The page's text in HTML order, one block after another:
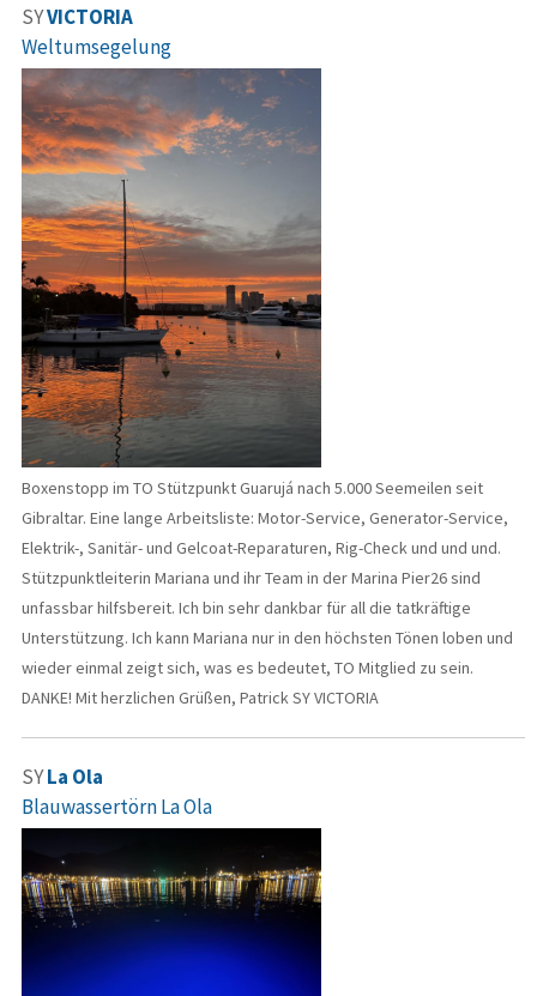
SYVICTORIA
Weltumsegelung
Boxenstopp im TO Stützpunkt Guarujá nach 5.000 Seemeilen seit
Gibraltar. Eine lange Arbeitsliste: Motor-Service, Generator-Service,
Elektrik-, Sanitär- und Gelcoat-Reparaturen, Rig-Check und und und.
Stützpunktleiterin Mariana und ihr Team in der Marina Pier26 sind
unfassbar hilfsbereit. Ich bin sehr dankbar für all die tatkräftige
Unterstützung. Ich kann Mariana nur in den höchsten Tönen loben und
wieder einmal zeigt sich, was es bedeutet, TO Mitglied zu sein.
DANKE! Mit herzlichen Grüßen, Patrick SY VICTORIA
SYLa Ola
Blauwassertörn La Ola